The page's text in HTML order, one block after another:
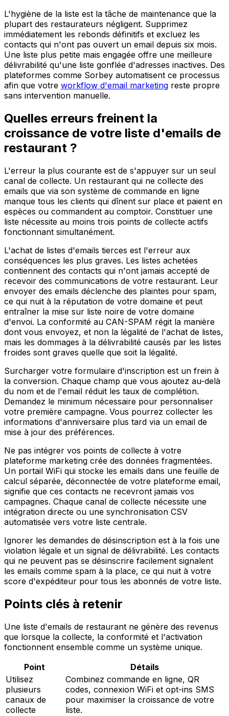
L'hygiène de la liste est la tâche de maintenance que la
plupart des restaurateurs négligent. Supprimez
immédiatement les rebonds définitifs et excluez les
contacts qui n'ont pas ouvert un email depuis six mois.
Une liste plus petite mais engagée offre une meilleure
délivrabilité qu'une liste gonflée d'adresses inactives. Des
plateformes comme Sorbey automatisent ce processus
afin que votre workflow d'email marketing reste propre
sans intervention manuelle.
Quelles erreurs freinent la
croissance de votre liste d'emails de
restaurant ?
L'erreur la plus courante est de s'appuyer sur un seul
canal de collecte. Un restaurant qui ne collecte des
emails que via son système de commande en ligne
manque tous les clients qui dînent sur place et paient en
espèces ou commandent au comptoir. Constituer une
liste nécessite au moins trois points de collecte actifs
fonctionnant simultanément.
L'achat de listes d'emails tierces est l'erreur aux
conséquences les plus graves. Les listes achetées
contiennent des contacts qui n'ont jamais accepté de
recevoir des communications de votre restaurant. Leur
envoyer des emails déclenche des plaintes pour spam,
ce qui nuit à la réputation de votre domaine et peut
entraîner la mise sur liste noire de votre domaine
d'envoi. La conformité au CAN-SPAM régit la manière
dont vous envoyez, et non la légalité de l'achat de listes,
mais les dommages à la délivrabilité causés par les listes
froides sont graves quelle que soit la légalité.
Surcharger votre formulaire d'inscription est un frein à
la conversion. Chaque champ que vous ajoutez au-delà
du nom et de l'email réduit les taux de complétion.
Demandez le minimum nécessaire pour personnaliser
votre première campagne. Vous pourrez collecter les
informations d'anniversaire plus tard via un email de
mise à jour des préférences.
Ne pas intégrer vos points de collecte à votre
plateforme marketing crée des données fragmentées.
Un portail WiFi qui stocke les emails dans une feuille de
calcul séparée, déconnectée de votre plateforme email,
signifie que ces contacts ne recevront jamais vos
campagnes. Chaque canal de collecte nécessite une
intégration directe ou une synchronisation CSV
automatisée vers votre liste centrale.
Ignorer les demandes de désinscription est à la fois une
violation légale et un signal de délivrabilité. Les contacts
qui ne peuvent pas se désinscrire facilement signalent
les emails comme spam à la place, ce qui nuit à votre
score d'expéditeur pour tous les abonnés de votre liste.
Points clés à retenir
Une liste d'emails de restaurant ne génère des revenus
que lorsque la collecte, la conformité et l'activation
fonctionnent ensemble comme un système unique.
Point
Détails
Utilisez
plusieurs
canaux de
collecte
Combinez commande en ligne, QR
codes, connexion WiFi et opt-ins SMS
pour maximiser la croissance de votre
liste.